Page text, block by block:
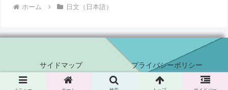
ホーム 日文（日本語）
サイドマップ プライバシーポリシー
Copyright © 2020 Power to live in JAPAN All Rights Reserved.